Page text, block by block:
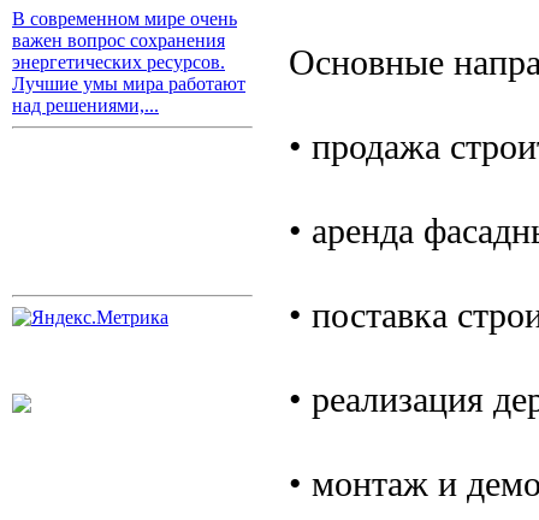
В современном мире очень
важен вопрос сохранения
энергетических ресурсов.
Лучшие умы мира работают
над решениями,...
Основные
• продажа
• аренда
• поставка
• реализация
• монтаж и